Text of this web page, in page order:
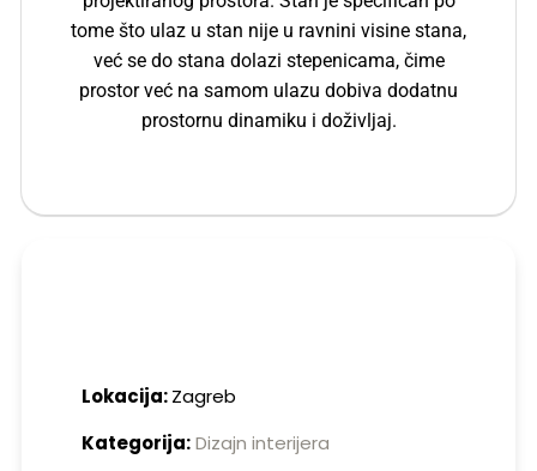
tome što ulaz u stan nije u ravnini visine stana,
već se do stana dolazi stepenicama, čime
prostor već na samom ulazu dobiva dodatnu
prostornu dinamiku i doživljaj.
Lokacija:Zagreb
Kategorija:Dizajn interijera